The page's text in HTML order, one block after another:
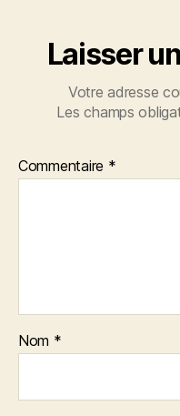
Laisser
Votre adresse
Les champs
Commentaire *
Nom *